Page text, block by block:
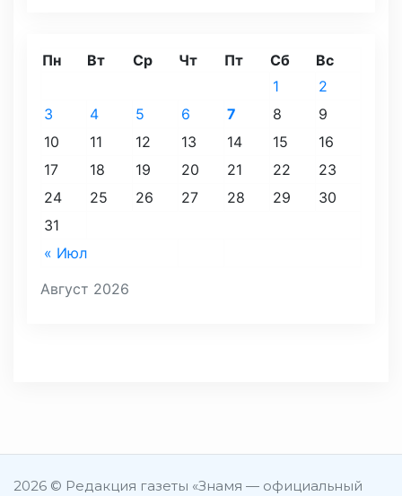
Август 2026
Пн Вт Ср Чт Пт Сб Вс
« Июл
1
2
3
4 5 6 7 8
9
10
11 12 13 14 15
16
17
18 19 20 21 22
23
24
25 26 27 28 29
30
31
2026 © Редакция газеты «Знамя — официальный